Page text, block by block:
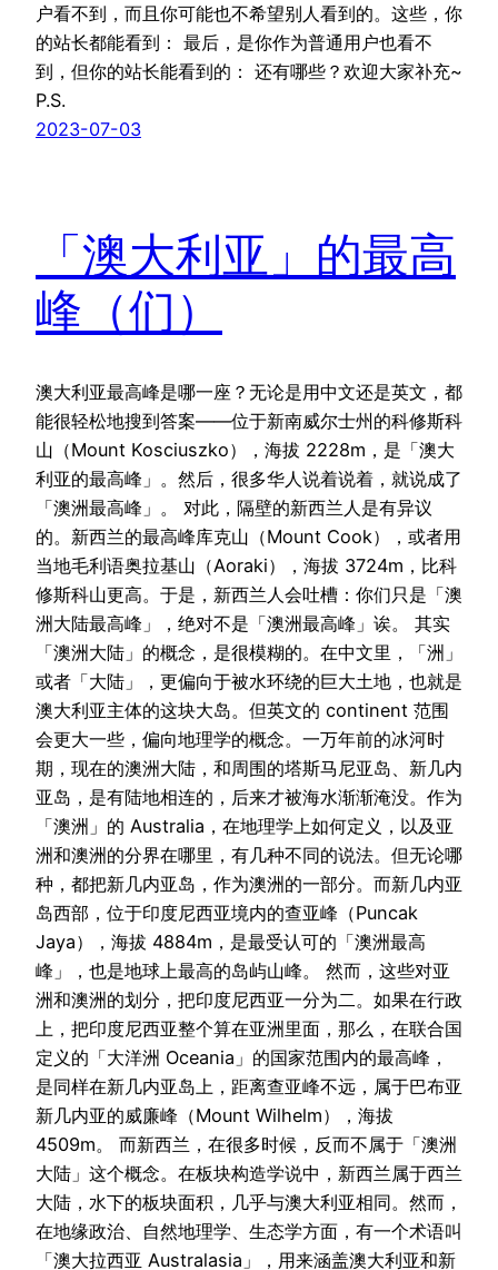
户看不到，而且你可能也不希望别人看到的。这些，你
的站长都能看到： 最后，是你作为普通用户也看不
到，但你的站长能看到的： 还有哪些？欢迎大家补充~
P.S.
2023-07-03
「澳大利亚」的最高
峰（们）
澳大利亚最高峰是哪一座？无论是用中文还是英文，都
能很轻松地搜到答案——位于新南威尔士州的科修斯科
山（Mount Kosciuszko），海拔 2228m，是「澳大
利亚的最高峰」。然后，很多华人说着说着，就说成了
「澳洲最高峰」。 对此，隔壁的新西兰人是有异议
的。新西兰的最高峰库克山（Mount Cook），或者用
当地毛利语奥拉基山（Aoraki），海拔 3724m，比科
修斯科山更高。于是，新西兰人会吐槽：你们只是「澳
洲大陆最高峰」，绝对不是「澳洲最高峰」诶。 其实
「澳洲大陆」的概念，是很模糊的。在中文里，「洲」
或者「大陆」，更偏向于被水环绕的巨大土地，也就是
澳大利亚主体的这块大岛。但英文的 continent 范围
会更大一些，偏向地理学的概念。一万年前的冰河时
期，现在的澳洲大陆，和周围的塔斯马尼亚岛、新几内
亚岛，是有陆地相连的，后来才被海水渐渐淹没。作为
「澳洲」的 Australia，在地理学上如何定义，以及亚
洲和澳洲的分界在哪里，有几种不同的说法。但无论哪
种，都把新几内亚岛，作为澳洲的一部分。而新几内亚
岛西部，位于印度尼西亚境内的查亚峰（Puncak
Jaya），海拔 4884m，是最受认可的「澳洲最高
峰」，也是地球上最高的岛屿山峰。 然而，这些对亚
洲和澳洲的划分，把印度尼西亚一分为二。如果在行政
上，把印度尼西亚整个算在亚洲里面，那么，在联合国
定义的「大洋洲 Oceania」的国家范围内的最高峰，
是同样在新几内亚岛上，距离查亚峰不远，属于巴布亚
新几内亚的威廉峰（Mount Wilhelm），海拔
4509m。 而新西兰，在很多时候，反而不属于「澳洲
大陆」这个概念。在板块构造学说中，新西兰属于西兰
大陆，水下的板块面积，几乎与澳大利亚相同。然而，
在地缘政治、自然地理学、生态学方面，有一个术语叫
「澳大拉西亚 Australasia」，用来涵盖澳大利亚和新